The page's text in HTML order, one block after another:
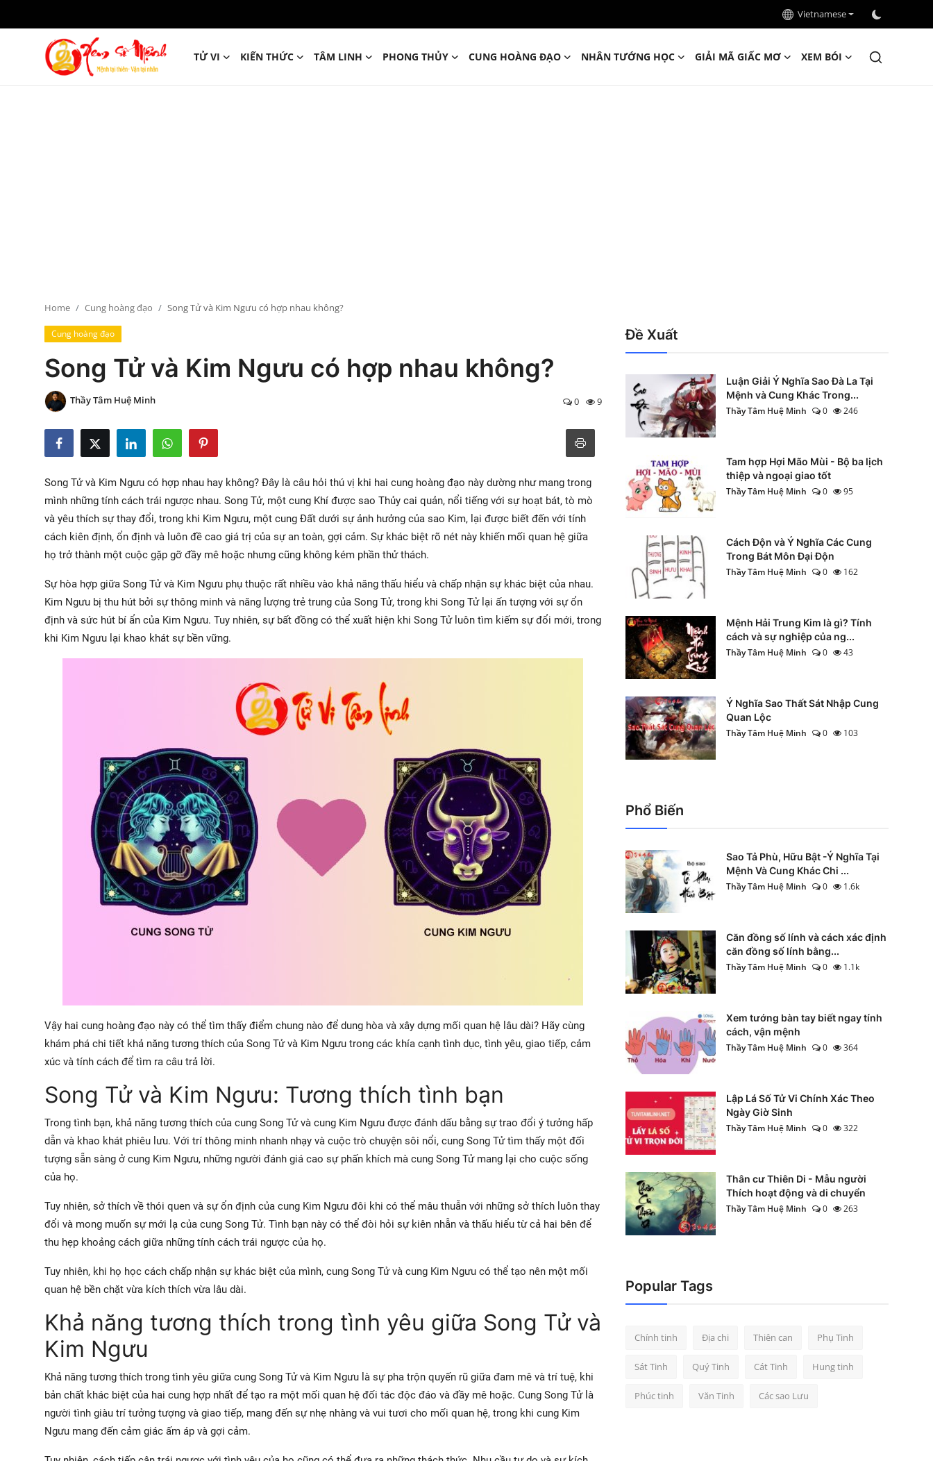
Vietnamese
TỬ VI KIẾN THỨC TÂM LINH PHONG THỦY CUNG HOÀNG ĐẠO NHÂN TƯỚNG HỌC GIẢI MÃ GIẤC MƠ XEM BÓI
Xem Bói
Vietnamese
Home Cung hoàng đạo Song Tử và Kim Ngưu có hợp nhau không?
Cung hoàng đạo
Song Tử và Kim Ngưu có hợp nhau không?
Thầy Tâm Huệ Minh 0 9
Song Tử và Kim Ngưu có hợp nhau hay không? Đây là câu hỏi thú vị khi hai cung hoàng đạo này dường như mang trong
mình những tính cách trái ngược nhau. Song Tử, một cung Khí được sao Thủy cai quản, nổi tiếng với sự hoạt bát, tò mò
và yêu thích sự thay đổi, trong khi Kim Ngưu, một cung Đất dưới sự ảnh hưởng của sao Kim, lại được biết đến với tính
cách kiên định, ổn định và luôn đề cao giá trị của sự an toàn, gợi cảm. Sự khác biệt rõ nét này khiến mối quan hệ giữa
họ trở thành một cuộc gặp gỡ đầy mê hoặc nhưng cũng không kém phần thử thách.
Sự hòa hợp giữa Song Tử và Kim Ngưu phụ thuộc rất nhiều vào khả năng thấu hiểu và chấp nhận sự khác biệt của nhau.
Kim Ngưu bị thu hút bởi sự thông minh và năng lượng trẻ trung của Song Tử, trong khi Song Tử lại ấn tượng với sự ổn
định và sức hút bí ẩn của Kim Ngưu. Tuy nhiên, sự bất đồng có thể xuất hiện khi Song Tử luôn tìm kiếm sự đổi mới, trong
khi Kim Ngưu lại khao khát sự bền vững.
Vậy hai cung hoàng đạo này có thể tìm thấy điểm chung nào để dung hòa và xây dựng mối quan hệ lâu dài? Hãy cùng
khám phá chi tiết khả năng tương thích của Song Tử và Kim Ngưu trong các khía cạnh tình dục, tình yêu, giao tiếp, cảm
xúc và tính cách để tìm ra câu trả lời.
Song Tử và Kim Ngưu: Tương thích tình bạn
Trong tình bạn, khả năng tương thích của cung Song Tử và cung Kim Ngưu được đánh dấu bằng sự trao đổi ý tưởng hấp
dẫn và khao khát phiêu lưu. Với trí thông minh nhanh nhạy và cuộc trò chuyện sôi nổi, cung Song Tử tìm thấy một đối
tượng sẵn sàng ở cung Kim Ngưu, những người đánh giá cao sự phấn khích mà cung Song Tử mang lại cho cuộc sống
của họ.
Tuy nhiên, sở thích về thói quen và sự ổn định của cung Kim Ngưu đôi khi có thể mâu thuẫn với những sở thích luôn thay
đổi và mong muốn sự mới lạ của cung Song Tử. Tình bạn này có thể đòi hỏi sự kiên nhẫn và thấu hiểu từ cả hai bên để
thu hẹp khoảng cách giữa những tính cách trái ngược của họ.
Tuy nhiên, khi họ học cách chấp nhận sự khác biệt của mình, cung Song Tử và cung Kim Ngưu có thể tạo nên một mối
quan hệ bền chặt vừa kích thích vừa lâu dài.
Khả năng tương thích trong tình yêu giữa Song Tử và
Kim Ngưu
Khả năng tương thích trong tình yêu giữa cung Song Tử và Kim Ngưu là sự pha trộn quyến rũ giữa đam mê và trí tuệ, khi
bản chất khác biệt của hai cung hợp nhất để tạo ra một mối quan hệ đối tác độc đáo và đầy mê hoặc. Cung Song Tử là
người tình giàu trí tưởng tượng và giao tiếp, mang đến sự nhẹ nhàng và vui tươi cho mối quan hệ, trong khi cung Kim
Ngưu mang đến cảm giác ấm áp và gợi cảm.
Đề Xuất
Luận Giải Ý Nghĩa Sao Đà La Tại
Mệnh và Cung Khác Trong...
Thầy Tâm Huệ Minh
0 246
Tam hợp Hợi Mão Mùi - Bộ ba lịch
thiệp và ngoại giao tốt
Thầy Tâm Huệ Minh
0 95
Cách Độn và Ý Nghĩa Các Cung
Trong Bát Môn Đại Độn
Thầy Tâm Huệ Minh
0 162
Mệnh Hải Trung Kim là gì? Tính
cách và sự nghiệp của ng...
Thầy Tâm Huệ Minh
0 43
Ý Nghĩa Sao Thất Sát Nhập Cung
Quan Lộc
Thầy Tâm Huệ Minh
0 103
Phổ Biến
Sao Tả Phù, Hữu Bật -Ý Nghĩa Tại
Mệnh Và Cung Khác Chi ...
Thầy Tâm Huệ Minh
0 1.6k
Căn đồng số lính và cách xác định
căn đồng số lính bằng...
Thầy Tâm Huệ Minh
0 1.1k
Xem tướng bàn tay biết ngay tính
cách, vận mệnh
Thầy Tâm Huệ Minh
0 364
Lập Lá Số Tử Vi Chính Xác Theo
Ngày Giờ Sinh
Thầy Tâm Huệ Minh
0 322
Thân cư Thiên Di - Mẫu người
Thích hoạt động và di chuyển
Thầy Tâm Huệ Minh
0 263
Popular Tags
Chính tinh Địa chi Thiên can Phụ Tinh
Sát Tinh Quý Tinh Cát Tinh Hung tinh
Phúc tinh Văn Tinh Các sao Lưu